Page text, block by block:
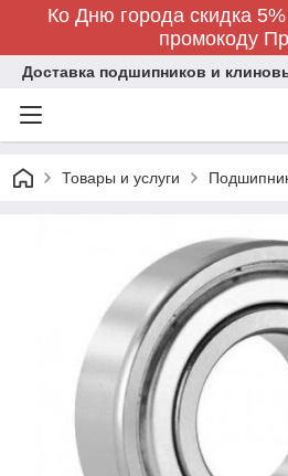
Ко Дню города скидка
промокоду
Доставка подшипников и
Товары и услуги